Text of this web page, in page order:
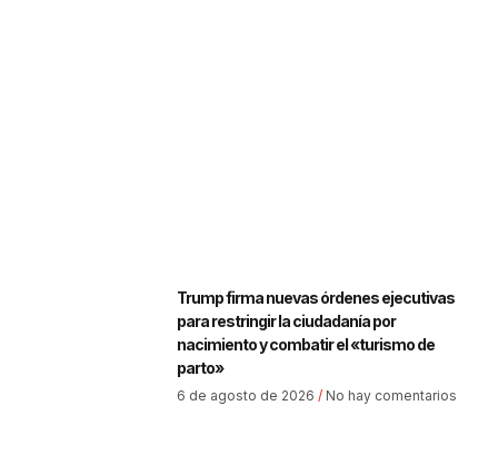
Trump firma nuevas órdenes ejecutivas
para restringir la ciudadanía por
nacimiento y combatir el «turismo de
parto»
6 de agosto de 2026 No hay comentarios